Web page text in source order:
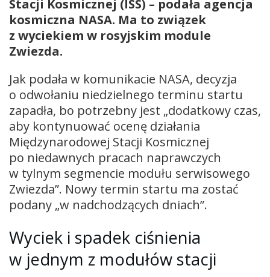
Stacji Kosmicznej (ISS) – podała agencja
kosmiczna NASA. Ma to związek
z wyciekiem w rosyjskim module
Zwiezda.
Jak podała w komunikacie NASA, decyzja
o odwołaniu niedzielnego terminu startu
zapadła, bo potrzebny jest „dodatkowy czas,
aby kontynuować ocenę działania
Międzynarodowej Stacji Kosmicznej
po niedawnych pracach naprawczych
w tylnym segmencie modułu serwisowego
Zwiezda”. Nowy termin startu ma zostać
podany „w nadchodzących dniach”.
Wyciek i spadek ciśnienia
w jednym z modułów stacji